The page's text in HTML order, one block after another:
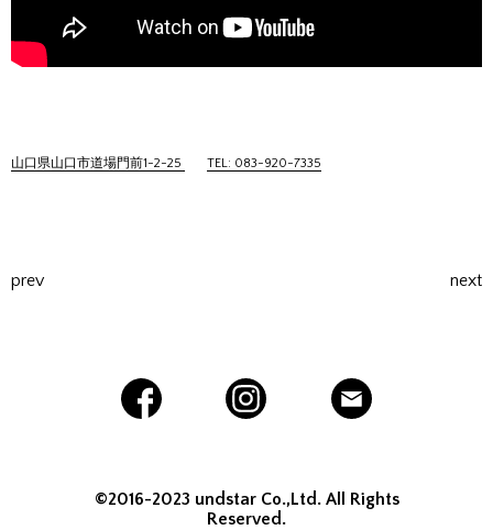
山口県山口市道場門前1-2-25 TEL: 083-920-7335
prev next
©2016-2023 undstar Co.,Ltd. All Rights
Reserved.